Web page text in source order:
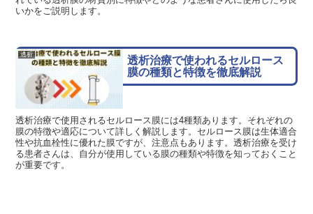
いかをご説明します。
透析
透析治療で使われるセルロース
膜の種類と特徴を徹底解説
透析治療で使用されるセルロース膜には4種類あります。それぞれの
膜の特徴や適応について詳しく解説します。セルロース膜は生体適合
性や抗血栓性に優れた膜ですが、注意点もあります。透析治療を受け
る患者さんは、自分が使用している膜の種類や特徴を知っておくこと
が重要です。